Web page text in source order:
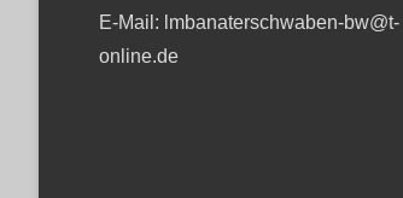
E-Mail: lmbanaterschwaben-bw@t-
online.de